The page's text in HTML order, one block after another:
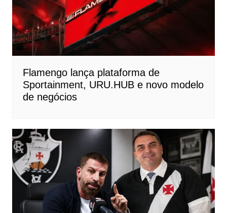
Flamengo lança plataforma de
Sportainment, URU.HUB e novo modelo
de negócios